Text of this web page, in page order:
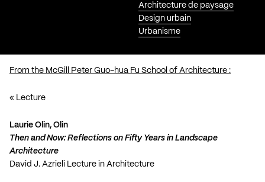
Architecture de paysage
Design urbain
Urbanisme
From the McGill Peter Guo-hua Fu School of Architecture :
« Lecture
Laurie Olin, Olin
Then and Now: Reflections on Fifty Years in Landscape
Architecture
David J. Azrieli Lecture in Architecture